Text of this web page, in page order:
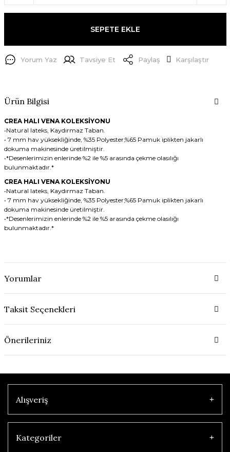
SEPETE EKLE
Yorum Yaz Tavsiye Et Paylaş Karşılaştır
Ürün Bilgisi
CREA HALI VENA KOLEKSİYONU
•Natural lateks, Kaydırmaz Taban.
• 7 mm hav yüksekliğinde, %35 Polyester,%65 Pamuk iplikten jakarlı
dokuma makinesinde üretilmiştir.
•*Desenlerimizin enlerinde %2 ile %5 arasında çekme olasılığı
bulunmaktadır.*
CREA HALI VENA KOLEKSİYONU
•Natural lateks, Kaydırmaz Taban.
• 7 mm hav yüksekliğinde, %35 Polyester,%65 Pamuk iplikten jakarlı
dokuma makinesinde üretilmiştir.
•*Desenlerimizin enlerinde %2 ile %5 arasında çekme olasılığı
bulunmaktadır.*
Yorumlar
Taksit Seçenekleri
Önerileriniz
Alışveriş
Kategoriler